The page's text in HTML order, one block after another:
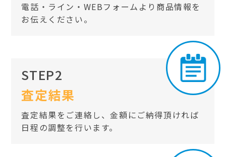
電話・ライン・WEBフォームより商品情報を
お伝えください。
STEP2
査定結果
査定結果をご連絡し、金額にご納得頂ければ
日程の調整を行います。